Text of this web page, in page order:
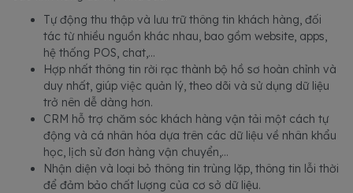
Tự động thu thập và lưu trữ thông tin khách hàng, đối
tác từ nhiều nguồn khác nhau, bao gồm website, apps,
hệ thống POS, chat,...
Hợp nhất thông tin rời rạc thành bộ hồ sơ hoàn chỉnh và
duy nhất, giúp việc quản lý, theo dõi và sử dụng dữ liệu
trở nên dễ dàng hơn.
CRM hỗ trợ chăm sóc khách hàng vận tải một cách tự
động và cá nhân hóa dựa trên các dữ liệu về nhân khẩu
học, lịch sử đơn hàng vận chuyển,...
Nhận diện và loại bỏ thông tin trùng lặp, thông tin lỗi thời
để đảm bảo chất lượng của cơ sở dữ liệu.